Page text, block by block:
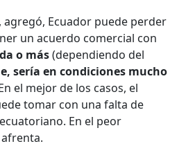
agregó, Ecuador puede perder
un acuerdo comercial con
o más(dependiendo del
sería en condiciones mucho
el mejor de los casos, el
tomar con una falta de
En el peor